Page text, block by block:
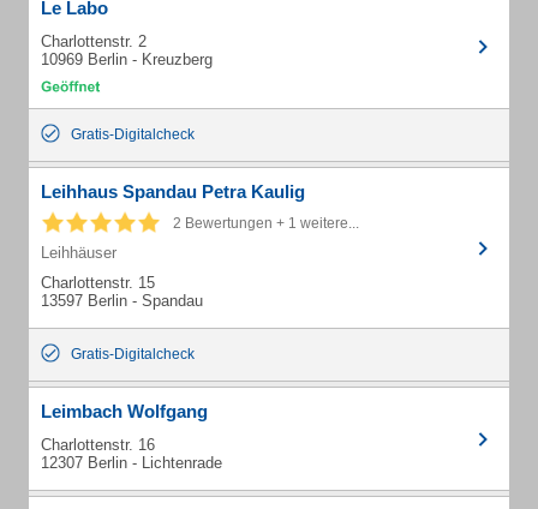
Le Labo
Charlottenstr. 2
10969 Berlin - Kreuzberg
Gratis-Digitalcheck
Leihhaus Spandau Petra Kaulig
2 Bewertungen + 1 weitere...
Leihhäuser
Charlottenstr. 15
13597 Berlin - Spandau
Gratis-Digitalcheck
Leimbach Wolfgang
Charlottenstr. 16
12307 Berlin - Lichtenrade